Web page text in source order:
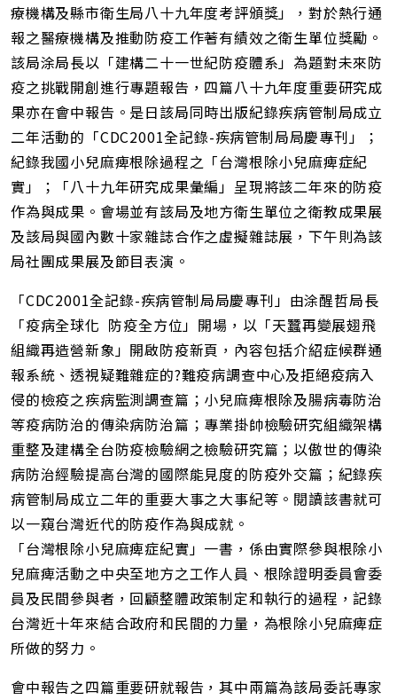
療機構及縣市衛生局八十九年度考評頒獎」，對於熱行通
報之醫療機構及推動防疫工作著有績效之衛生單位獎勵。
該局涂局長以「建構二十一世紀防疫體系」為題對未來防
疫之挑戰開創進行專題報告，四篇八十九年度重要研究成
果亦在會中報告。是日該局同時出版紀錄疾病管制局成立
二年活動的「CDC2001全記錄-疾病管制局局慶專刊」；
紀錄我國小兒麻痺根除過程之「台灣根除小兒麻痺症紀
實」；「八十九年研究成果彙編」呈現將該二年來的防疫
作為與成果。會場並有該局及地方衛生單位之衛教成果展
及該局與國內數十家雜誌合作之虛擬雜誌展，下午則為該
局社團成果展及節目表演。
「CDC2001全記錄-疾病管制局局慶專刊」由涂醒哲局長
「疫病全球化 防疫全方位」開場，以「天蠶再變展翅飛
組織再造營新象」開啟防疫新頁，內容包括介紹症候群通
報系統、透視疑難雜症的?難疫病調查中心及拒絕疫病入
侵的檢疫之疾病監測調查篇；小兒麻痺根除及腸病毒防治
等疫病防治的傳染病防治篇；專業掛帥檢驗研究組織架構
重整及建構全台防疫檢驗網之檢驗研究篇；以傲世的傳染
病防治經驗提高台灣的國際能見度的防疫外交篇；紀錄疾
病管制局成立二年的重要大事之大事紀等。閱讀該書就可
以一窺台灣近代的防疫作為與成就。
「台灣根除小兒麻痺症紀實」一書，係由實際參與根除小
兒麻痺活動之中央至地方之工作人員、根除證明委員會委
員及民間參與者，回顧整體政策制定和執行的過程，記錄
台灣近十年來結合政府和民間的力量，為根除小兒麻痺症
所做的努力。
會中報告之四篇重要研就報告，其中兩篇為該局委託專家